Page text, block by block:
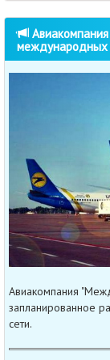
международных
Авиакомпания
запланированное
сети.